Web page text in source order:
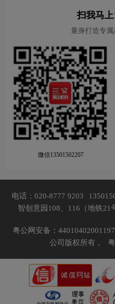
扫我马
量身打造专
微信13501502207
电话：020-8777 9203
智创意园108、116（地铁21
粤公网安备：44010402001197
公司版权所有，